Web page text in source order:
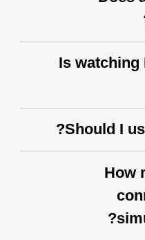
Is watching
Should I
How